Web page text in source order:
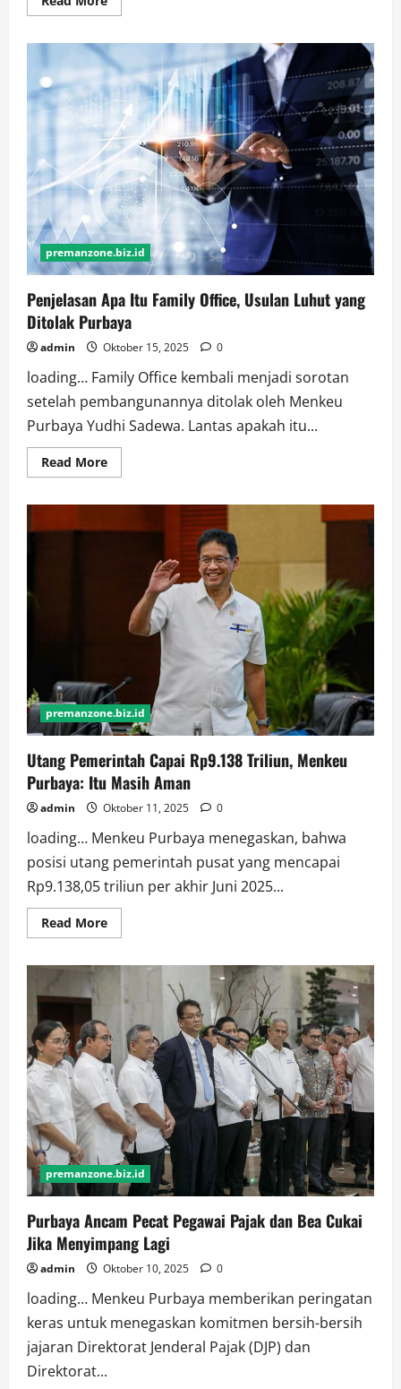
more
Minta
Anggaran
Rp20
Triliun,
Purbaya:
Bocor-
bocor
Dibetulin
premanzone.biz.id
Penjelasan Apa Itu Family Office, Usulan Luhut yang
Ditolak Purbaya
admin Oktober 15, 2025 0
loading… Family Office kembali menjadi sorotan
setelah pembangunannya ditolak oleh Menkeu
Purbaya Yudhi Sadewa. Lantas apakah itu...
Read MoreRead
more
Family
Ditolak
Purbaya
premanzone.biz.id
Utang Pemerintah Capai Rp9.138 Triliun, Menkeu
Purbaya: Itu Masih Aman
admin Oktober 11, 2025 0
loading… Menkeu Purbaya menegaskan, bahwa
posisi utang pemerintah pusat yang mencapai
Rp9.138,05 triliun per akhir Juni 2025...
Read MoreRead
more
Pemerintah
Rp9.138
Triliun,
Menkeu
Purbaya:
Itu
Masih
Aman
premanzone.biz.id
Purbaya Ancam Pecat Pegawai Pajak dan Bea Cukai
Jika Menyimpang Lagi
admin Oktober 10, 2025 0
loading… Menkeu Purbaya memberikan peringatan
keras untuk menegaskan komitmen bersih-bersih
jajaran Direktorat Jenderal Pajak (DJP) dan
Direktorat...